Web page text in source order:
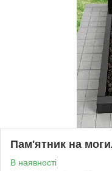
Пам'ятник на
В наявності